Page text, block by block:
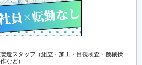
製造スタッフ（組立・加工・目視検査・機械操
作など）